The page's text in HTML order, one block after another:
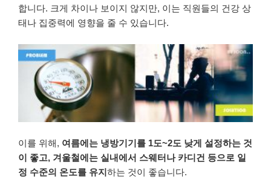
합니다. 크게 차이나 보이지 않지만, 이는 직원들의 건강 상
태나 집중력에 영향을 줄 수 있습니다.
이를 위해, 여름에는 냉방기기를 1도~2도 낮게 설정하는 것
이 좋고, 겨울철에는 실내에서 스웨터나 카디건 등으로 일
정 수준의 온도를 유지하는 것이 좋습니다.